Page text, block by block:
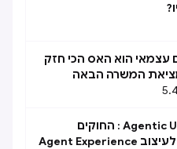
עצמאי הוא האס הכי חזק
המשרה הבאה
עידן ה-Agentic UX : החוקים
החדשים לעיצוב Agent Experience